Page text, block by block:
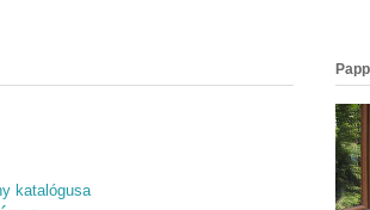
katalógusa